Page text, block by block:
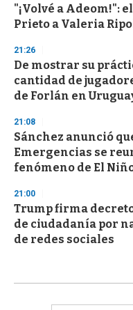
"¡Volvé a Adeom!":
Prieto a Valeria
21:26
De mostrar su
cantidad de
de Forlán en
21:08
Sánchez anunció
Emergencias se
fenómeno de El
21:00
Trump firma
de ciudadanía por
de redes sociales